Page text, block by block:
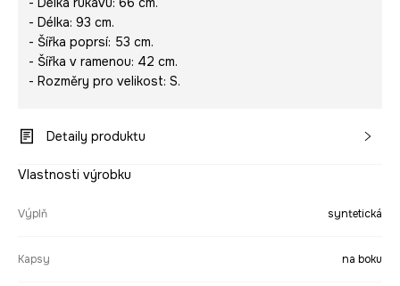
- Délka: 93 cm.
- Šířka poprsí: 53 cm.
- Šířka v ramenou: 42 cm.
- Rozměry pro velikost: S.
Detaily produktu
Vlastnosti výrobku
Výplň syntetická
Kapsy na boku